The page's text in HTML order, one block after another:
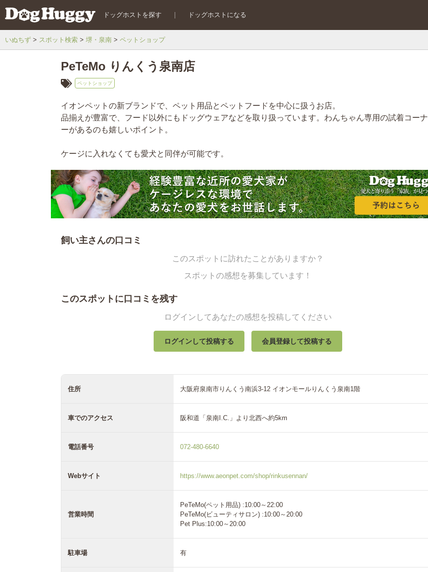
ドッグホストを探す ドッグホストになる
いぬちず スポット検索 堺・泉南 ペットショップ
PeTeMo りんくう泉南店
ペットショップ
イオンペットの新ブランドで、ペット用品とペットフードを中心に扱うお店。
品揃えが豊富で、フード以外にもドッグウェアなどを取り扱っています。わんちゃん専用の試着コーナ
ーがあるのも嬉しいポイント。
ケージに入れなくても愛犬と同伴が可能です。
飼い主さんの口コミ
このスポットに訪れたことがありますか？
スポットの感想を募集しています！
このスポットに口コミを残す
ログインしてあなたの感想を投稿してください
ログインして投稿する 会員登録して投稿する
住所 大阪府泉南市りんくう南浜3-12 イオンモールりんくう泉南1階
車でのアクセス 阪和道「泉南I.C.」より北西へ約5km
電話番号 072-480-6640
Webサイト https://www.aeonpet.com/shop/rinkusennan/
営業時間
PeTeMo(ペット用品) :10:00～22:00
PeTeMo(ビューティサロン) :10:00～20:00
Pet Plus:10:00～20:00
駐車場 有